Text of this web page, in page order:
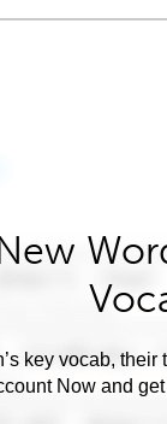
key vocab,
Now and